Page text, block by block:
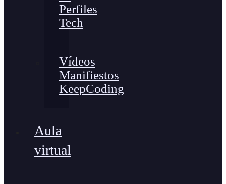
Perfiles
Tech
Vídeos
Manifiestos
KeepCoding
Aula
virtual